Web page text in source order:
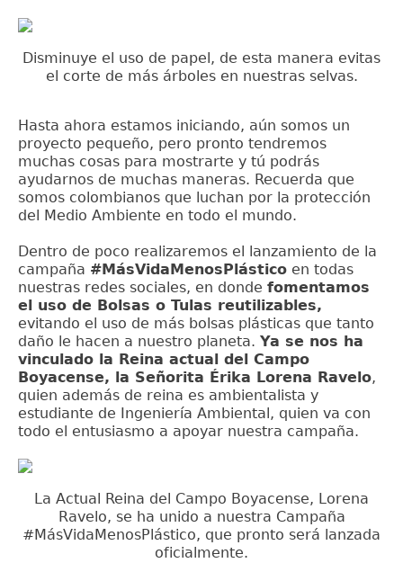
Disminuye el uso de papel, de esta manera evitas
el corte de más árboles en nuestras selvas.
Hasta ahora estamos iniciando, aún somos un
proyecto pequeño, pero pronto tendremos
muchas cosas para mostrarte y tú podrás
ayudarnos de muchas maneras. Recuerda que
somos colombianos que luchan por la protección
del Medio Ambiente en todo el mundo.
Dentro de poco realizaremos el lanzamiento de la
campaña #MásVidaMenosPlástico en todas
nuestras redes sociales, en donde fomentamos
el uso de Bolsas o Tulas reutilizables,
evitando el uso de más bolsas plásticas que tanto
daño le hacen a nuestro planeta. Ya se nos ha
vinculado la Reina actual del Campo
Boyacense, la Señorita Érika Lorena Ravelo,
quien además de reina es ambientalista y
estudiante de Ingeniería Ambiental, quien va con
todo el entusiasmo a apoyar nuestra campaña.
La Actual Reina del Campo Boyacense, Lorena
Ravelo, se ha unido a nuestra Campaña
#MásVidaMenosPlástico, que pronto será lanzada
oficialmente.